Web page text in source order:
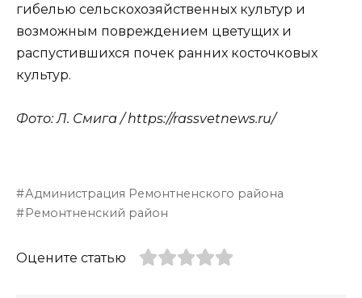
гибелью сельскохозяйственных культур и
возможным повреждением цветущих и
распустившихся почек ранних косточковых
культур.
Фото: Л. Смига / https://rassvetnews.ru/
Администрация Ремонтненского района
Ремонтненский район
Оцените статью